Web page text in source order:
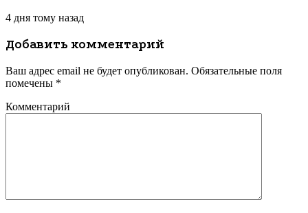
4 дня тому назад
Добавить комментарий
Ваш адрес email не будет опубликован. Обязательные поля
помечены *
Комментарий